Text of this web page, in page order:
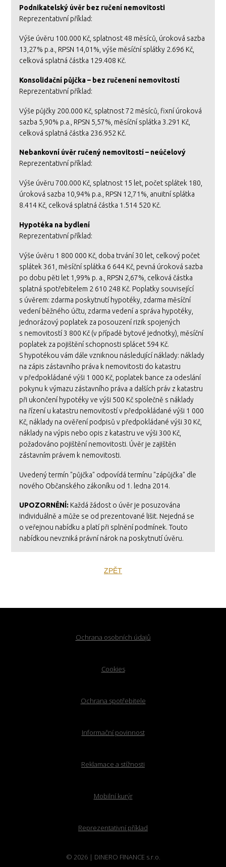
Podnikatelský úvěr bez ručení nemovitosti
Reprezentativní příklad:
Výše úvěru 100.000 Kč, splatnost 48 měsíců, úroková sazba
13,27% p.a., RPSN 14,01%, výše měsíční splátky 2.696 Kč,
celková splatná částka 129.408 Kč.
Konsolidační půjčka – bez ručenení nemovitostí
Reprezentativní příklad:
Výše půjčky 200.000 Kč, splatnost 72 měsíců, fixní úroková
sazba 5,90% p.a., RPSN 5,57%, měsíční splátka 3.291 Kč,
celková splatná částka 236.952 Kč.
Nebankovní úvěr ručený nemovitostí – neúčelový
Reprezentativní příklad:
Výše úvěru 700.000 Kč, splatnost 15 let, počet splátek 180,
úroková sazba 10,94% p.a., RPSN 12,71%, anuitní splátka
8.414 Kč, celková splatná částka 1.514 520 Kč.
Hypotéka na bydlení
Reprezentativní příklad:
Výše úvěru 1 800 000 Kč, doba trvání 30 let, celkový počet
splátek 361, měsíční splátka 6 644 Kč, pevná úroková sazba
po dobu pěti let 1,99% p. a., RPSN 2,67%, celková částka
splatná spotřebitelem 2 610 248 Kč. Poplatky související
s úvěrem: zdarma poskytnutí hypotéky, zdarma měsíční
vedení běžného účtu, zdarma vedení a správa hypotéky,
jednorázový poplatek za posouzení rizik spojených
s nemovitostí 3 800 Kč (v případě bytové jednotky), měsíční
poplatek za pojištění schopnosti splácet 594 Kč.
S hypotékou vám dále vzniknou následující náklady: náklady
na zápis zástavního práva k nemovitosti do katastru
v předpokládané výši 1 000 Kč, poplatek bance za odeslání
pokynu k výmazu zástavního práva a dalších práv z katastru
při ukončení hypotéky ve výši 500 Kč společně s náklady
na řízení u katastru nemovitostí v předpokládané výši 1 000
Kč, náklady na ověření podpisů v předpokládané výši 30 Kč,
náklady na výpis nebo opis z katastru ve výši 300 Kč,
požadováno pojištění nemovitosti. Úvěr je zajištěn
zástavním právem k nemovitosti.
Uvedený termín "půjčka" odpovídá termínu "zápůjčka" dle
nového Občanského zákoníku od 1. ledna 2014.
UPOZORNĚNÍ: Každá žádost o úvěr je posuzována
individuálně a může se od prezentované lišit. Nejedná se
o veřejnou nabídku a platí při splnění podmínek. Touto
nabídkou nevzniká právní nárok na poskytnutí úvěru.
ZPĚT
Ochrana osobních údajů
Cookies
Ochrana spotřebitele
Informační povinnost
Reklamace a stížnosti
Mobilní kurýr
Reprezentativní příklad
© 2026 | DINERO FINANCE s.r.o.